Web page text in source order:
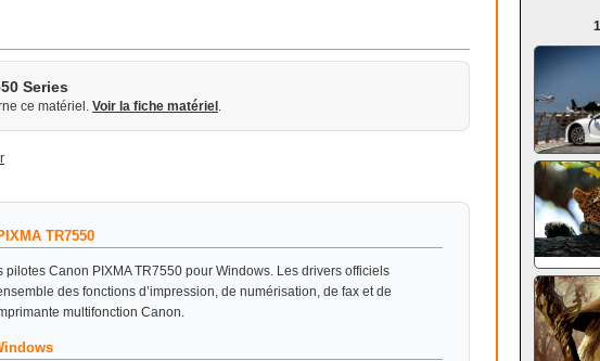
Series
ce matériel. Voir la fiche matériel .
TR7550
pilotes Canon PIXMA TR7550 pour Windows. Les drivers officiels
des fonctions d’impression, de numérisation, de fax et de
multifonction Canon.